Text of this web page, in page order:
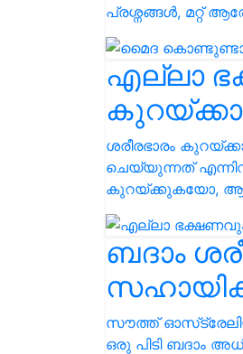
പ്രശ്നങ്ങൾ, മറ്റ്
എല്ലാ
ശരീരഭാരം
ചെയ്യുന്നത്
കുറയ്ക്കുകയോ,
ബദാം
സൗത്ത്
ഒരു പിടി ബദാം